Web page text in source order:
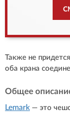
Также не
оба крана
Общее
Lemark — это